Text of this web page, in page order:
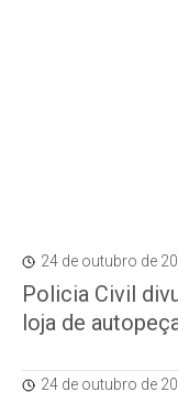
24 de outubro de
Policia Civil
loja de
24 de outubro de